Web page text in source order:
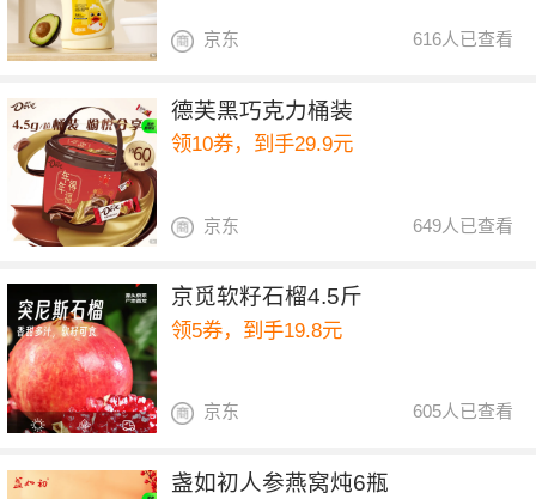
616人已查看
京东
德芙黑巧克力桶装
领10券，到手29.9元
649人已查看
京东
京觅软籽石榴4.5斤
领5券，到手19.8元
605人已查看
京东
盏如初人参燕窝炖6瓶